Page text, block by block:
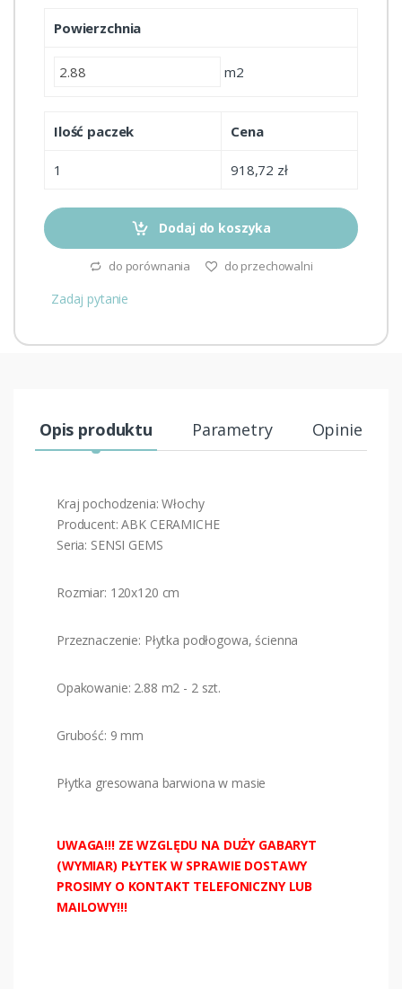
Powierzchnia
m2
Ilość paczek Cena
1 918,72 zł
Dodaj do koszyka
do porównania do przechowalni
Zadaj pytanie
Opis produktu Parametry Opinie (3)
Kraj pochodzenia: Włochy
Producent: ABK CERAMICHE
Seria: SENSI GEMS
Rozmiar: 120x120 cm
Przeznaczenie: Płytka podłogowa, ścienna
Opakowanie: 2.88 m2 - 2 szt.
Grubość: 9 mm
Płytka gresowana barwiona w masie
UWAGA!!! ZE WZGLĘDU NA DUŻY GABARYT
(WYMIAR) PŁYTEK W SPRAWIE DOSTAWY
PROSIMY O KONTAKT TELEFONICZNY LUB
MAILOWY!!!